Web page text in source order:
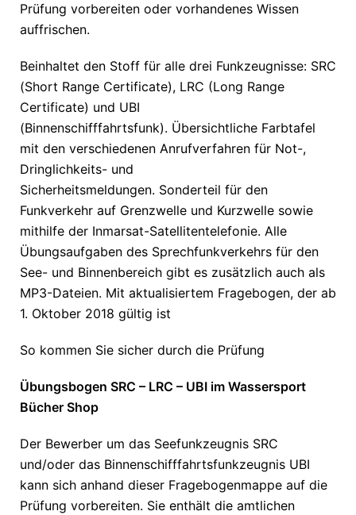
Prüfung vorbereiten oder vorhandenes Wissen
auffrischen.
Beinhaltet den Stoff für alle drei Funkzeugnisse: SRC
(Short Range Certificate), LRC (Long Range
Certificate) und UBI
(Binnenschifffahrtsfunk). Übersichtliche Farbtafel
mit den verschiedenen Anrufverfahren für Not-,
Dringlichkeits- und
Sicherheitsmeldungen. Sonderteil für den
Funkverkehr auf Grenzwelle und Kurzwelle sowie
mithilfe der Inmarsat-Satellitentelefonie. Alle
Übungsaufgaben des Sprechfunkverkehrs für den
See- und Binnenbereich gibt es zusätzlich auch als
MP3-Dateien. Mit aktualisiertem Fragebogen, der ab
1. Oktober 2018 gültig ist
So kommen Sie sicher durch die Prüfung
Übungsbogen SRC – LRC – UBI im Wassersport
Bücher Shop
Der Bewerber um das Seefunkzeugnis SRC
und/oder das Binnenschifffahrtsfunkzeugnis UBI
kann sich anhand dieser Fragebogenmappe auf die
Prüfung vorbereiten. Sie enthält die amtlichen